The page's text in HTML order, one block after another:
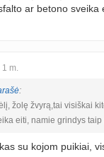
ar betono
m.
:
žolę žvyrą,tai visiškai
eiti, namie grindys taip
su kojom puikiai,